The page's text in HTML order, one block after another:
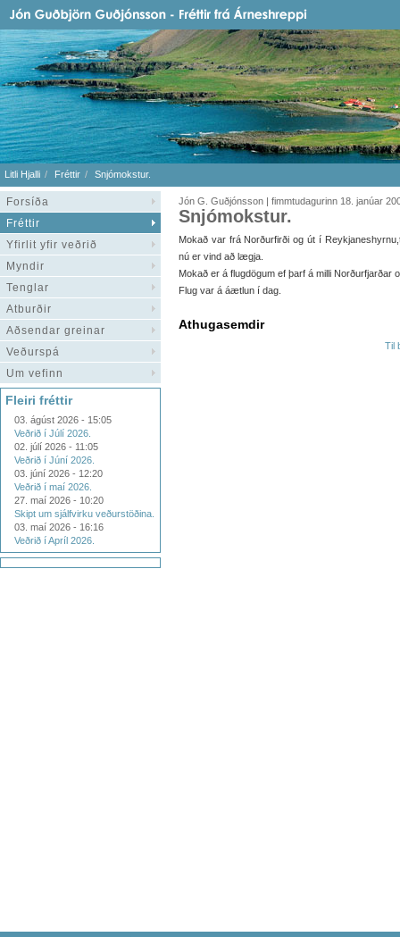
Litli Hjalli Fréttir Snjómokstur.
Forsíða
Fréttir
Yfirlit yfir veðrið
Myndir
Tenglar
Atburðir
Aðsendar greinar
Veðurspá
Um vefinn
Fleiri fréttir
03. ágúst 2026 - 15:05
Veðrið í Júlí 2026.
02. júlí 2026 - 11:05
Veðrið í Júní 2026.
03. júní 2026 - 12:20
Veðrið í maí 2026.
27. maí 2026 - 10:20
Skipt um sjálfvirku veðurstöðina.
03. maí 2026 - 16:16
Veðrið í Apríl 2026.
Jón G. Guðjónsson | fimmtudagurinn 18. janúar
Snjómokstur.
Mokað var frá Norðurfirði og út í
nú er vind að lægja.
Mokað er á flugdögum ef þarf á milli Norðurfjarðar
Flug var á áætlun í dag.
Athugasemdir
Til